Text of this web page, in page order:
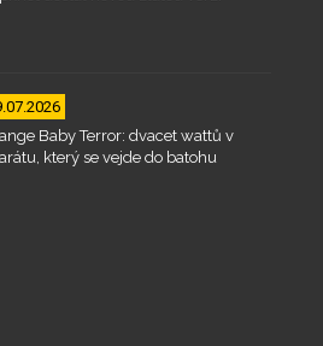
Baby Terror: dvacet wattů v
který se vejde do batohu